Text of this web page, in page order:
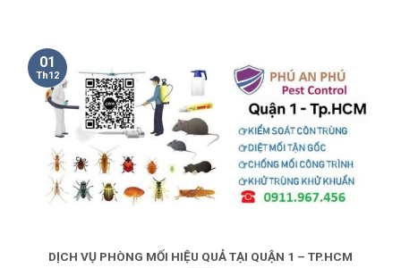
DỊCH VỤ PHÒNG MỐI HIỆU QUẢ TẠI QUẬN 1 – TP.HCM
01
Th12